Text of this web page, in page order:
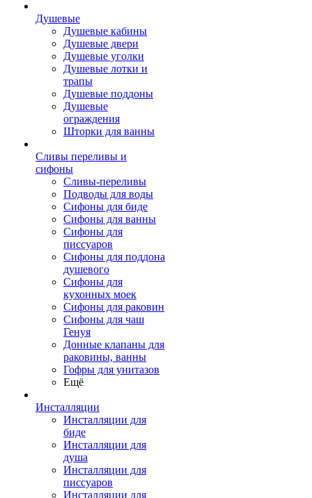
Душевые
Душевые кабины
Душевые двери
Душевые уголки
Душевые лотки и
трапы
Душевые поддоны
Душевые
ограждения
Шторки для ванны
Сливы переливы и
сифоны
Сливы-переливы
Подводы для воды
Сифоны для биде
Сифоны для ванны
Сифоны для
писсуаров
Сифоны для поддона
душевого
Сифоны для
кухонных моек
Сифоны для раковин
Сифоны для чаш
Генуя
Донные клапаны для
раковины, ванны
Гофры для унитазов
Ещё
Инсталляции
Инсталляции для
биде
Инсталляции для
душа
Инсталляции для
писсуаров
Инсталляции для